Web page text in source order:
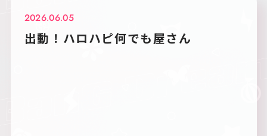
2026.06.05
出動！ハロハピ何でも屋さん